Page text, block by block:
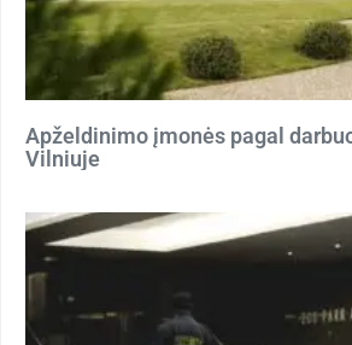
Apželdinimo įmonės pagal
Vilniuje